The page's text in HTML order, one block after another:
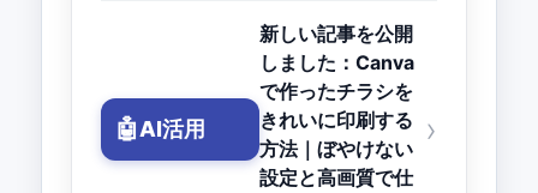
🤖AI活用
新しい記事を公開
しました：Canva
で作ったチラシを
きれいに印刷する
方法｜ぼやけない
設定と高画質で仕
›